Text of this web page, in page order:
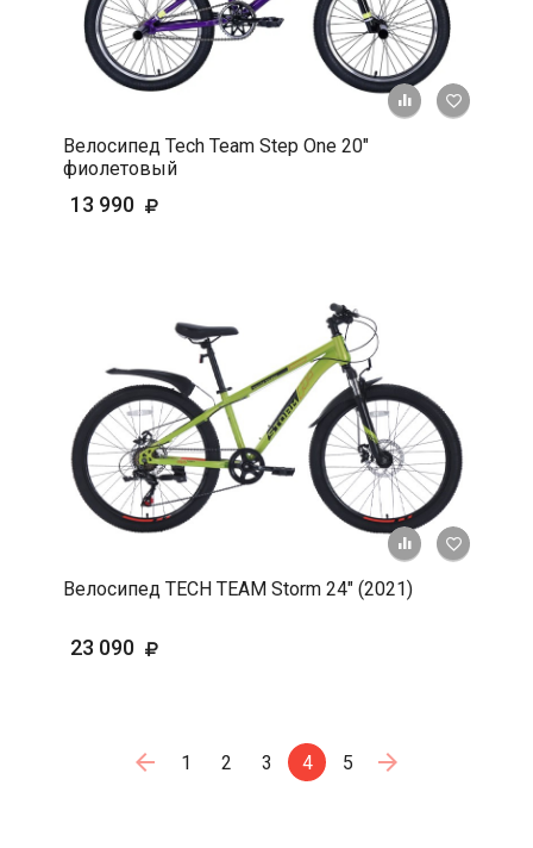
+ К
Велосипед Tech Team Step One 20"
фиолетовый
13 990
+ К
Велосипед TECH TEAM Storm 24" (2021)
23 090
1 2 3 4 5